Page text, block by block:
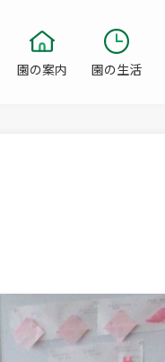
園の案内 園の生活